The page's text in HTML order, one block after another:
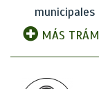
municipales
MÁS